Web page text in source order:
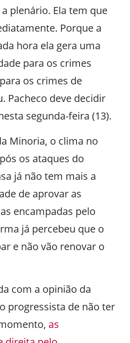
plenário. Ela tem que
Porque a
hora ela gera uma
para os crimes
os crimes de
Pacheco deve decidir
segunda-feira (13).
Minoria, o clima no
os ataques do
já não tem mais a
de aprovar as
encampadas pelo
já percebeu que o
e não vão renovar o
com a opinião da
progressista de não ter
as